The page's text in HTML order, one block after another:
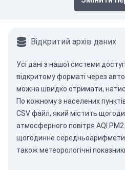
Відкритий архів даних
Усі дані з нашої системи
відкритому форматі через
можна швидко отримати,
По кожному з населених
CSV файл, який містить
атмосферного повітря AQI
щогодинне
також метеорологічні